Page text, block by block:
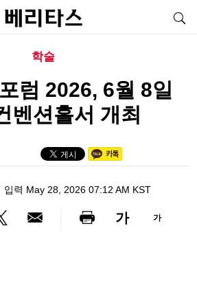
학술
럼 2026, 6월 8일
벤션홀서 개최
입력 May 28, 2026 07:12 AM KST
가 가